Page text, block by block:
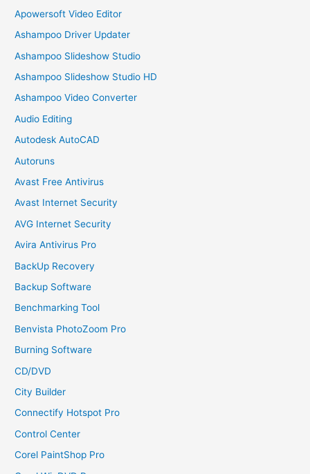
Apowersoft Video Editor
Ashampoo Driver Updater
Ashampoo Slideshow Studio
Ashampoo Slideshow Studio HD
Ashampoo Video Converter
Audio Editing
Autodesk AutoCAD
Autoruns
Avast Free Antivirus
Avast Internet Security
AVG Internet Security
Avira Antivirus Pro
BackUp Recovery
Backup Software
Benchmarking Tool
Benvista PhotoZoom Pro
Burning Software
CD/DVD
City Builder
Connectify Hotspot Pro
Control Center
Corel PaintShop Pro